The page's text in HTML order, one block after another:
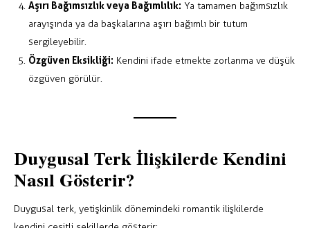
Aşırı Bağımsızlık veya Bağımlılık: Ya tamamen bağımsızlık
arayışında ya da başkalarına aşırı bağımlı bir tutum
sergileyebilir.
Özgüven Eksikliği: Kendini ifade etmekte zorlanma ve düşük
özgüven görülür.
Duygusal Terk İlişkilerde Kendini
Nasıl Gösterir?
Duygusal terk, yetişkinlik dönemindeki romantik ilişkilerde